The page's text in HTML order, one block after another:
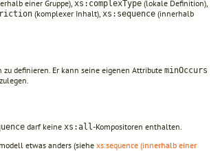
einer Gruppe), xs:complexType (lokale Definition),
(komplexer Inhalt), xs:sequence (innerhalb
definieren. Er kann seine eigenen Attribute minOccurs
darf keine xs:all-Kompositoren enthalten.
etwas anders (siehe xs:sequence (innerhalb einer